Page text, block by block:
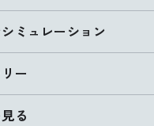
ミュレーション
ー
る